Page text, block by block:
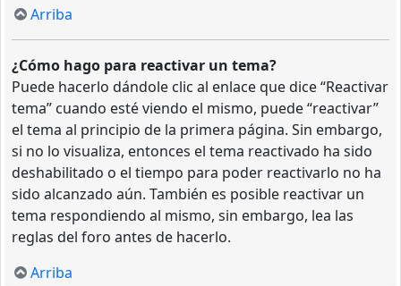
Arriba
¿Cómo hago para reactivar un tema?
Puede hacerlo dándole clic al enlace que dice “Reactivar
tema” cuando esté viendo el mismo, puede “reactivar”
el tema al principio de la primera página. Sin embargo,
si no lo visualiza, entonces el tema reactivado ha sido
deshabilitado o el tiempo para poder reactivarlo no ha
sido alcanzado aún. También es posible reactivar un
tema respondiendo al mismo, sin embargo, lea las
reglas del foro antes de hacerlo.
Arriba